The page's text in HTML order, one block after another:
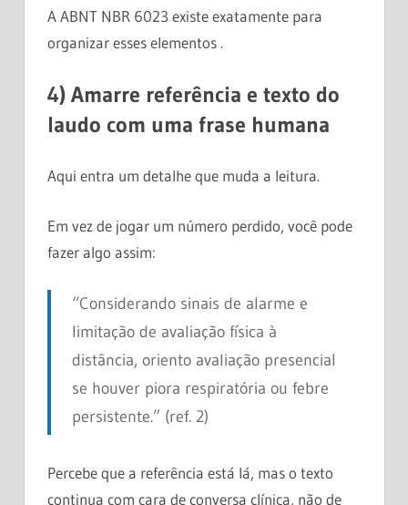
A ABNT NBR 6023 existe exatamente para
organizar esses elementos .
4) Amarre referência e texto do
laudo com uma frase humana
Aqui entra um detalhe que muda a leitura.
Em vez de jogar um número perdido, você pode
fazer algo assim:
“Considerando sinais de alarme e
limitação de avaliação física à
distância, oriento avaliação presencial
se houver piora respiratória ou febre
persistente.” (ref. 2)
Percebe que a referência está lá, mas o texto
continua com cara de conversa clínica, não de